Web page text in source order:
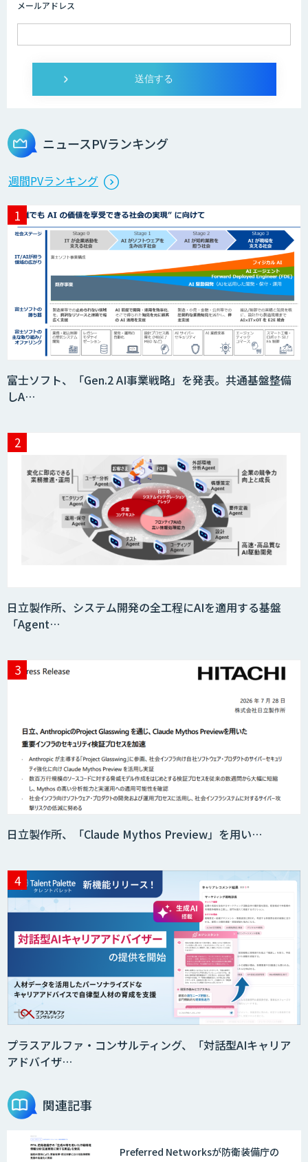
IMACEL
メールアドレス
ニュースPVランキング
週間PVランキング
富士ソフト、「Gen.2 AI事業戦略」を発表。共通基盤整備
しA…
日立製作所、システム開発の全工程にAIを適用する基盤
「Agent…
日立製作所、「Claude Mythos Preview」を用い…
プラスアルファ・コンサルティング、「対話型AIキャリア
アドバイザ…
関連記事
Preferred Networksが防衛装備庁の